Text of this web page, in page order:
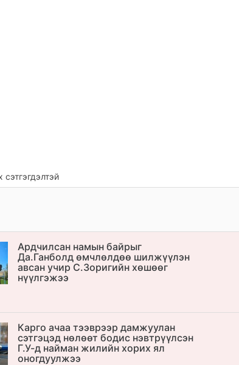
Ардчилсан намын байрыг
Да.Ганболд өмчлөлдөө шилжүүлэн
авсан учир С.Зоригийн хөшөөг
нүүлгэжээ
Карго ачаа тээврээр дамжуулан
сэтгэцэд нөлөөт бодис нэвтрүүлсэн
Г.У-д найман жилийн хорих ял
оногдуулжээ